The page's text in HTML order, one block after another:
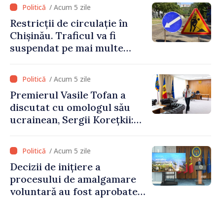
/ Acum 5 zile
Restricții de circulație în
Chișinău. Traficul va fi
suspendat pe mai multe
/ Acum 5 zile
Premierul Vasile Tofan a
discutat cu omologul său
ucrainean, Sergii Korețkii:
bazată pe încredere și
solidaritate, pe care vrem să
o transformăm în proiecte
concrete”
/ Acum 5 zile
Decizii de inițiere a
procesului de amalgamare
voluntară au fost aprobate